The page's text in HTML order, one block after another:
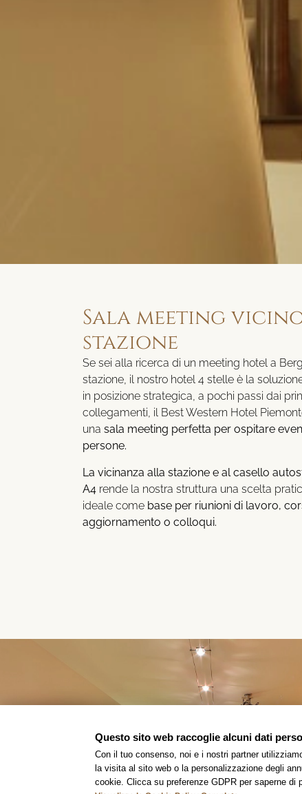
Sala meeting
stazione
Se sei alla ricerca di un meeting hotel a
stazione, il nostro hotel 4 stelle è la
in posizione strategica, a pochi passi dai
collegamenti, il Best Western Hotel
una sala meeting perfetta per ospitare
persone.
La vicinanza alla stazione e al casello
A4 rende la nostra struttura una scelta
ideale come base per riunioni di lavoro,
aggiornamento o colloqui.
Questo sito web raccoglie alcuni dati
Con il tuo consenso, noi e i nostri partner
la visita al sito web o la personalizzazione degli
cookie. Clicca su preferenze GDPR per saperne di